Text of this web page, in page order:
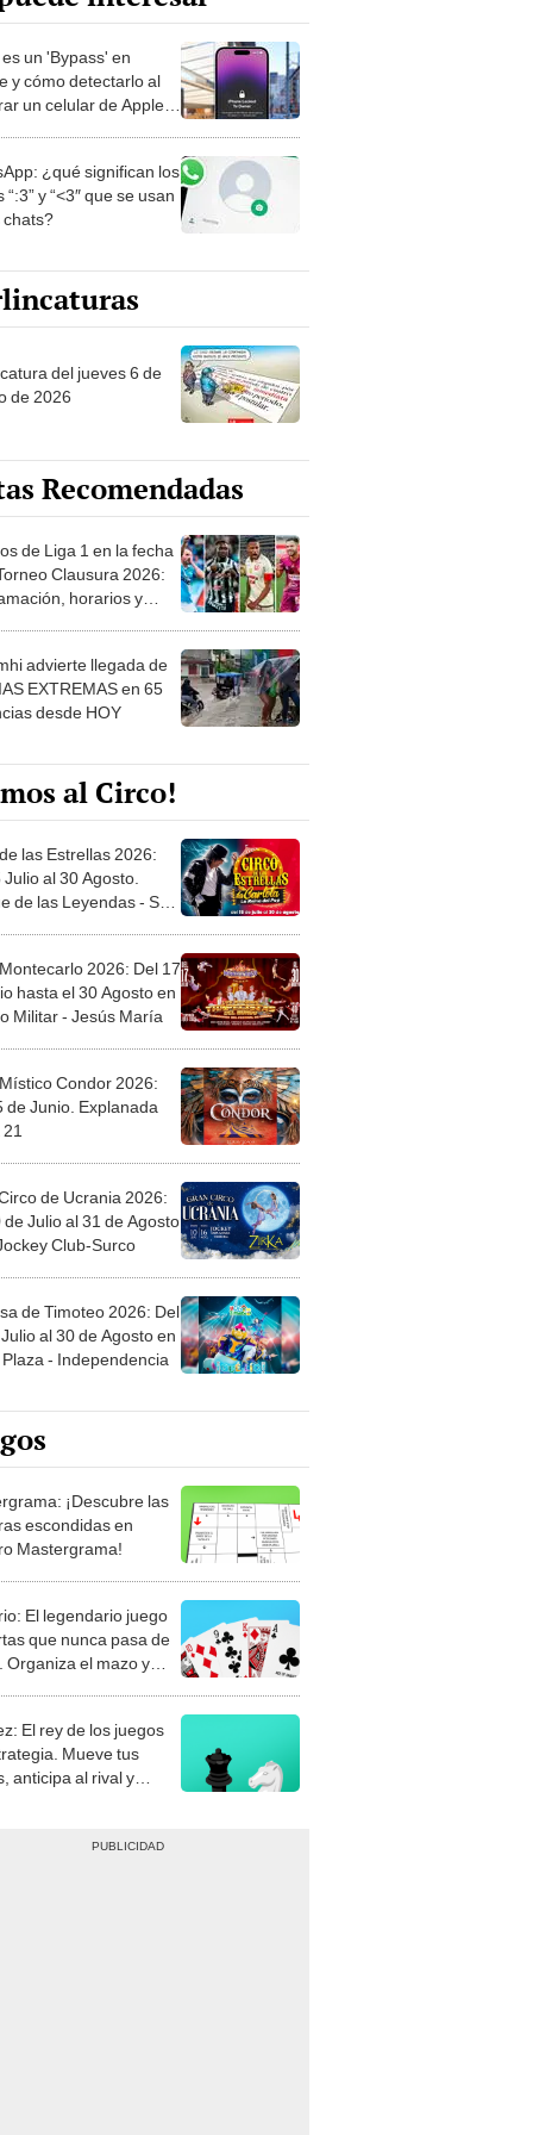
un 'Bypass' en
y cómo detectarlo al
un celular de Apple
¿qué significan los
“:3” y “<3″ que se usan
chats?
de 2026
Recomendadas
de Liga 1 en la fecha
Clausura 2026:
horarios y
ver
advierte llegada de
EXTREMAS en 65
desde HOY
al Circo!
las Estrellas 2026:
Julio al 30 Agosto.
de las Leyendas - San
2026: Del 17
hasta el 30 Agosto en
Militar - Jesús María
Condor 2026:
de Junio. Explanada
21
de Ucrania 2026:
Julio al 31 de Agosto
Club-Surco
de Timoteo 2026: Del
al 30 de Agosto en
- Independencia
¡Descubre las
escondidas en
Mastergrama!
El legendario juego
que nunca pasa de
Organiza el mazo y
tu habilidad.
El rey de los juegos
Mueve tus
anticipa al rival y
el jaque mate.